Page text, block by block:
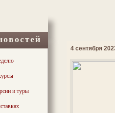
и туры
4 сентября